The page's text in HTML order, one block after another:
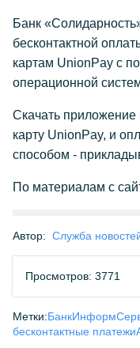
Банк
бесконтактной
картам UnionPay с
операционной
Скачать
карту UnionPay, и
способом -
По материалам с
Автор: Служба
Просмотров: 3771
Метки:
бесконтактные платежи